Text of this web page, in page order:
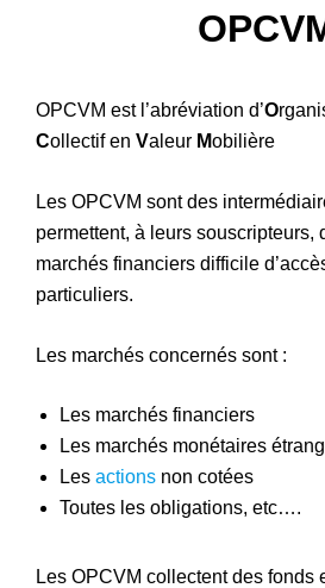
OPCVM est l’abréviation d’O
Collectif en Valeur Mobilière
Les OPCVM sont des
permettent, à leurs souscripteurs,
marchés financiers difficile
particuliers.
Les marchés concernés sont :
Les marchés financiers
Les marchés monétaires
Les actionsnon cotées
Toutes les obligations, etc….
Les OPCVM collectent des fonds